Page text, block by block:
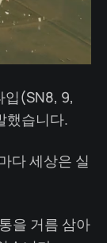
입(SN8, 9,
했습니다.
다 세상은 실
을 거름 삼아